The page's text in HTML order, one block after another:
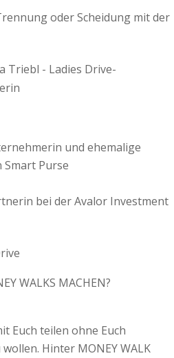
oder Scheidung mit der
Triebl - Ladies Drive-
und ehemalige
Purse
bei der Avalor Investment
WALKS MACHEN?
Euch teilen ohne Euch
Hinter MONEY WALK